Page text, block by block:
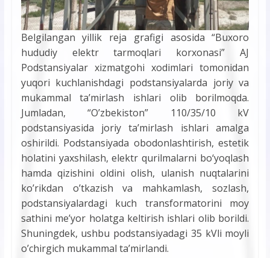
Belgilangan yillik reja grafigi asosida “Buxoro
hududiy elektr tarmoqlari korxonasi” AJ
Podstansiyalar xizmatgohi xodimlari tomonidan
yuqori kuchlanishdagi podstansiyalarda joriy va
mukammal ta’mirlash ishlari olib borilmoqda.
Jumladan, “O’zbekiston” 110/35/10 kV
podstansiyasida joriy ta’mirlash ishlari amalga
oshirildi. Podstansiyada obodonlashtirish, estetik
holatini yaxshilash, elektr qurilmalarni bo‘yoqlash
hamda qizishini oldini olish, ulanish nuqtalarini
ko’rikdan o’tkazish va mahkamlash, sozlash,
podstansiyalardagi kuch transformatorini moy
sathini me’yor holatga keltirish ishlari olib borildi.
Shuningdek, ushbu podstansiyadagi 35 kVli moyli
o’chirgich mukammal ta’mirlandi.